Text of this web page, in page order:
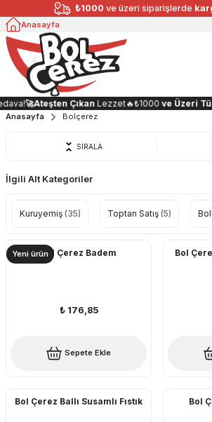
₺1000 ve üzeri siparişlerde
Anasayfa
🚀Ateşten ÇıkanLezzet🔥₺1000ve Üzeri
Anasayfa Bolçerez
SIRALA
İlgili Alt Kategoriler
Kuruyemiş (35) Toptan Satış (5)
Yeni ürünBol Çerez Badem
₺ 176,85
Sepete Ekle
Bol
Bol Çerez Ballı Susamlı Fıstık Bol